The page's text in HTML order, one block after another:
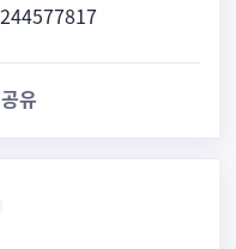
공유